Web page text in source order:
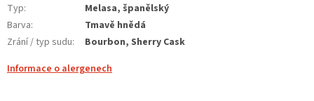
Typ:
Melasa, španělský
Barva:
Tmavě hnědá
Zrání / typ sudu:
Bourbon, Sherry Cask
Informace o alergenech